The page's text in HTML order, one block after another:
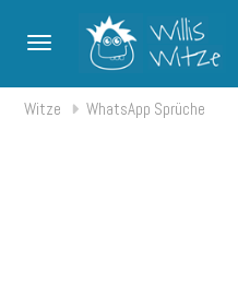
Toggle navigation
Witze WhatsApp Sprüche